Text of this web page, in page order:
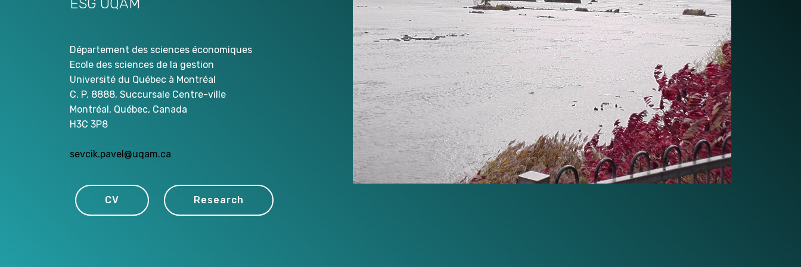
ESG UQAM
Département des sciences économiques
Ecole des sciences de la gestion
Université du Québec à Montréal
C. P. 8888, Succursale Centre-ville
Montréal, Québec, Canada
H3C 3P8
sevcik.pavel@uqam.ca
CV Research